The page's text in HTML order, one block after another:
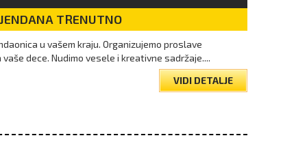
TRENUTNO
u vašem kraju. Organizujemo proslave
dece. Nudimo vesele i kreativne sadržaje....
VIDI DETALJE